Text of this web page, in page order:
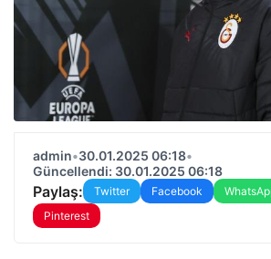
admin•30.01.2025 06:18•
Güncellendi: 30.01.2025 06:18
Paylaş: Twitter Facebook
Pinterest